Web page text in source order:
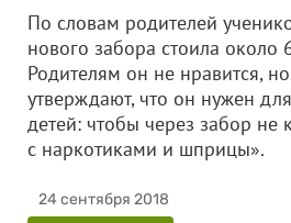
По словам родителей
нового забора стоила около
Родителям он не нравится,
утверждают, что он нужен
детей: чтобы через забор не
с наркотиками и
24 сентября 2018